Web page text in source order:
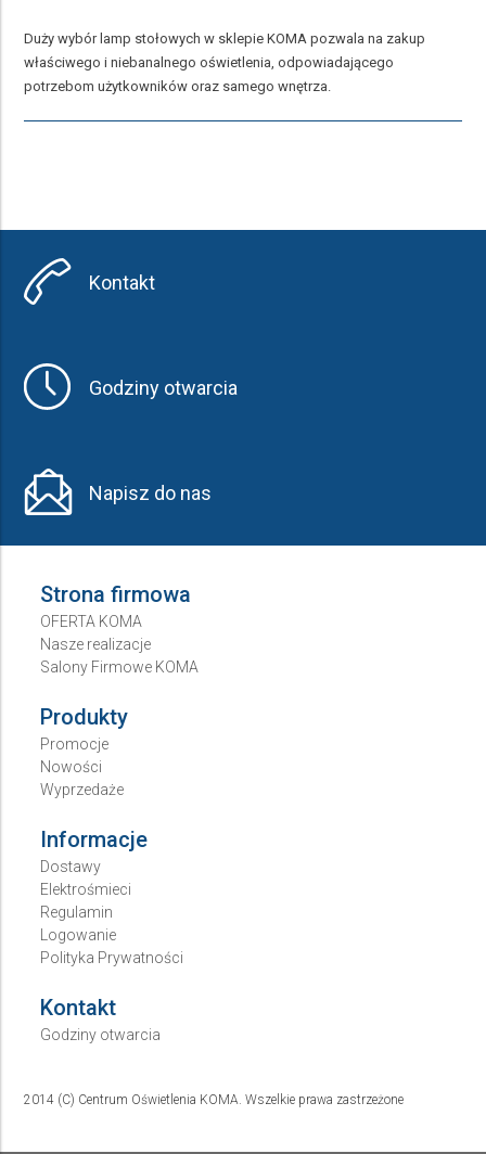
Duży wybór lamp stołowych w sklepie KOMA pozwala na zakup
właściwego i niebanalnego oświetlenia, odpowiadającego
potrzebom użytkowników oraz samego wnętrza.
Kontakt
Godziny otwarcia
Napisz do nas
Strona firmowa
OFERTA KOMA
Nasze realizacje
Salony Firmowe KOMA
Produkty
Promocje
Nowości
Wyprzedaże
Informacje
Dostawy
Elektrośmieci
Regulamin
Logowanie
Polityka Prywatności
Kontakt
Godziny otwarcia
2014 (C) Centrum Oświetlenia KOMA. Wszelkie prawa zastrzeżone